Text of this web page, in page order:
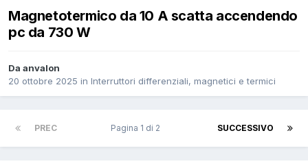
Magnetotermico da 10 A scatta accendendo
pc da 730 W
Da anvalon
20 ottobre 2025 in Interruttori differenziali, magnetici e termici
PREC SUCCESSIVO
Pagina 1 di 2